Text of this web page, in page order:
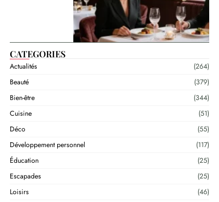
CATEGORIES
Actualités
(264)
Beauté
(379)
Bien-être
(344)
Cuisine
(51)
Déco
(55)
Développement personnel
(117)
Éducation
(25)
Escapades
(25)
Loisirs
(46)